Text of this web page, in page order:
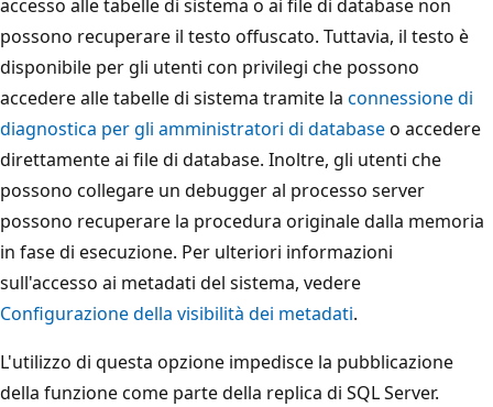
accesso alle tabelle di sistema o ai file di database non
possono recuperare il testo offuscato. Tuttavia, il testo è
disponibile per gli utenti con privilegi che possono
accedere alle tabelle di sistema tramite la connessione di
diagnostica per gli amministratori di databaseo accedere
direttamente ai file di database. Inoltre, gli utenti che
possono collegare un debugger al processo server
possono recuperare la procedura originale dalla memoria
in fase di esecuzione. Per ulteriori informazioni
sull'accesso ai metadati del sistema, vedere
Configurazione della visibilità dei metadati.
L'utilizzo di questa opzione impedisce la pubblicazione
della funzione come parte della replica di SQL Server.